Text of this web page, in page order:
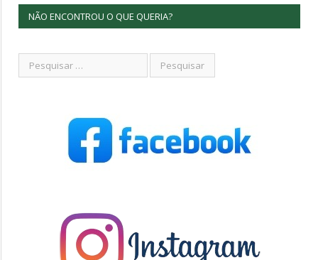
NÃO ENCONTROU O QUE QUERIA?